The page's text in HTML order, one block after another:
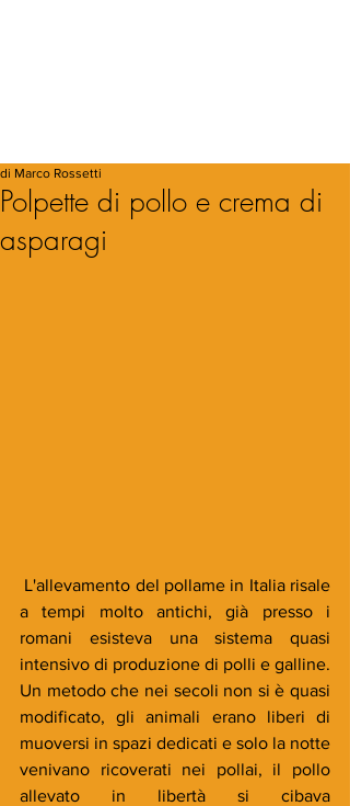
Polpette di pollo e crema di
asparagi
di Marco Rossetti
a tempi molto antichi, già presso i
romani esisteva una sistema quasi
Un metodo che nei secoli non si è quasi
modificato, gli animali erano liberi di
muoversi in spazi dedicati e solo la notte
venivano ricoverati nei pollai, il pollo
allevato in libertà si cibava